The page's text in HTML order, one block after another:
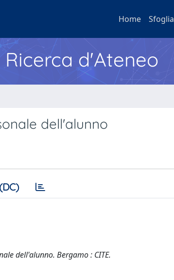
Home Sfoglia
d'Ateneo
dell'alunno
dell'alunno. Bergamo : CITE.